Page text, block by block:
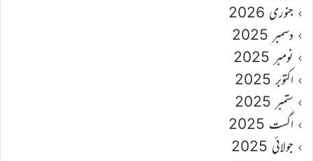
جنوری 2026
دسمبر 2025
نومبر 2025
اکتوبر 2025
ستمبر 2025
اگست 2025
جولائی 2025